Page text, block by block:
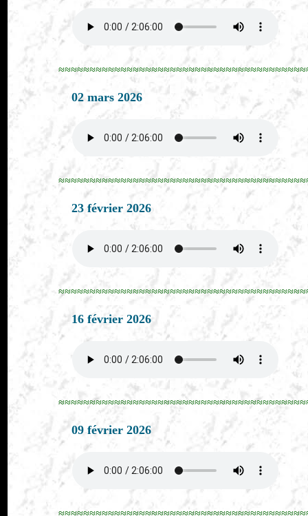
02 mars 2026
23 février 2026
16 février 2026
09 février 2026